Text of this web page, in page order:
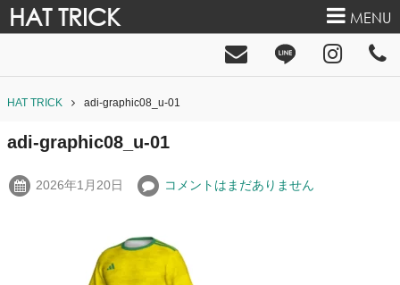
HAT TRICK MENU
HAT TRICK adi-graphic08_u-01
adi-graphic08_u-01
2026年1月20日 コメントはまだありません